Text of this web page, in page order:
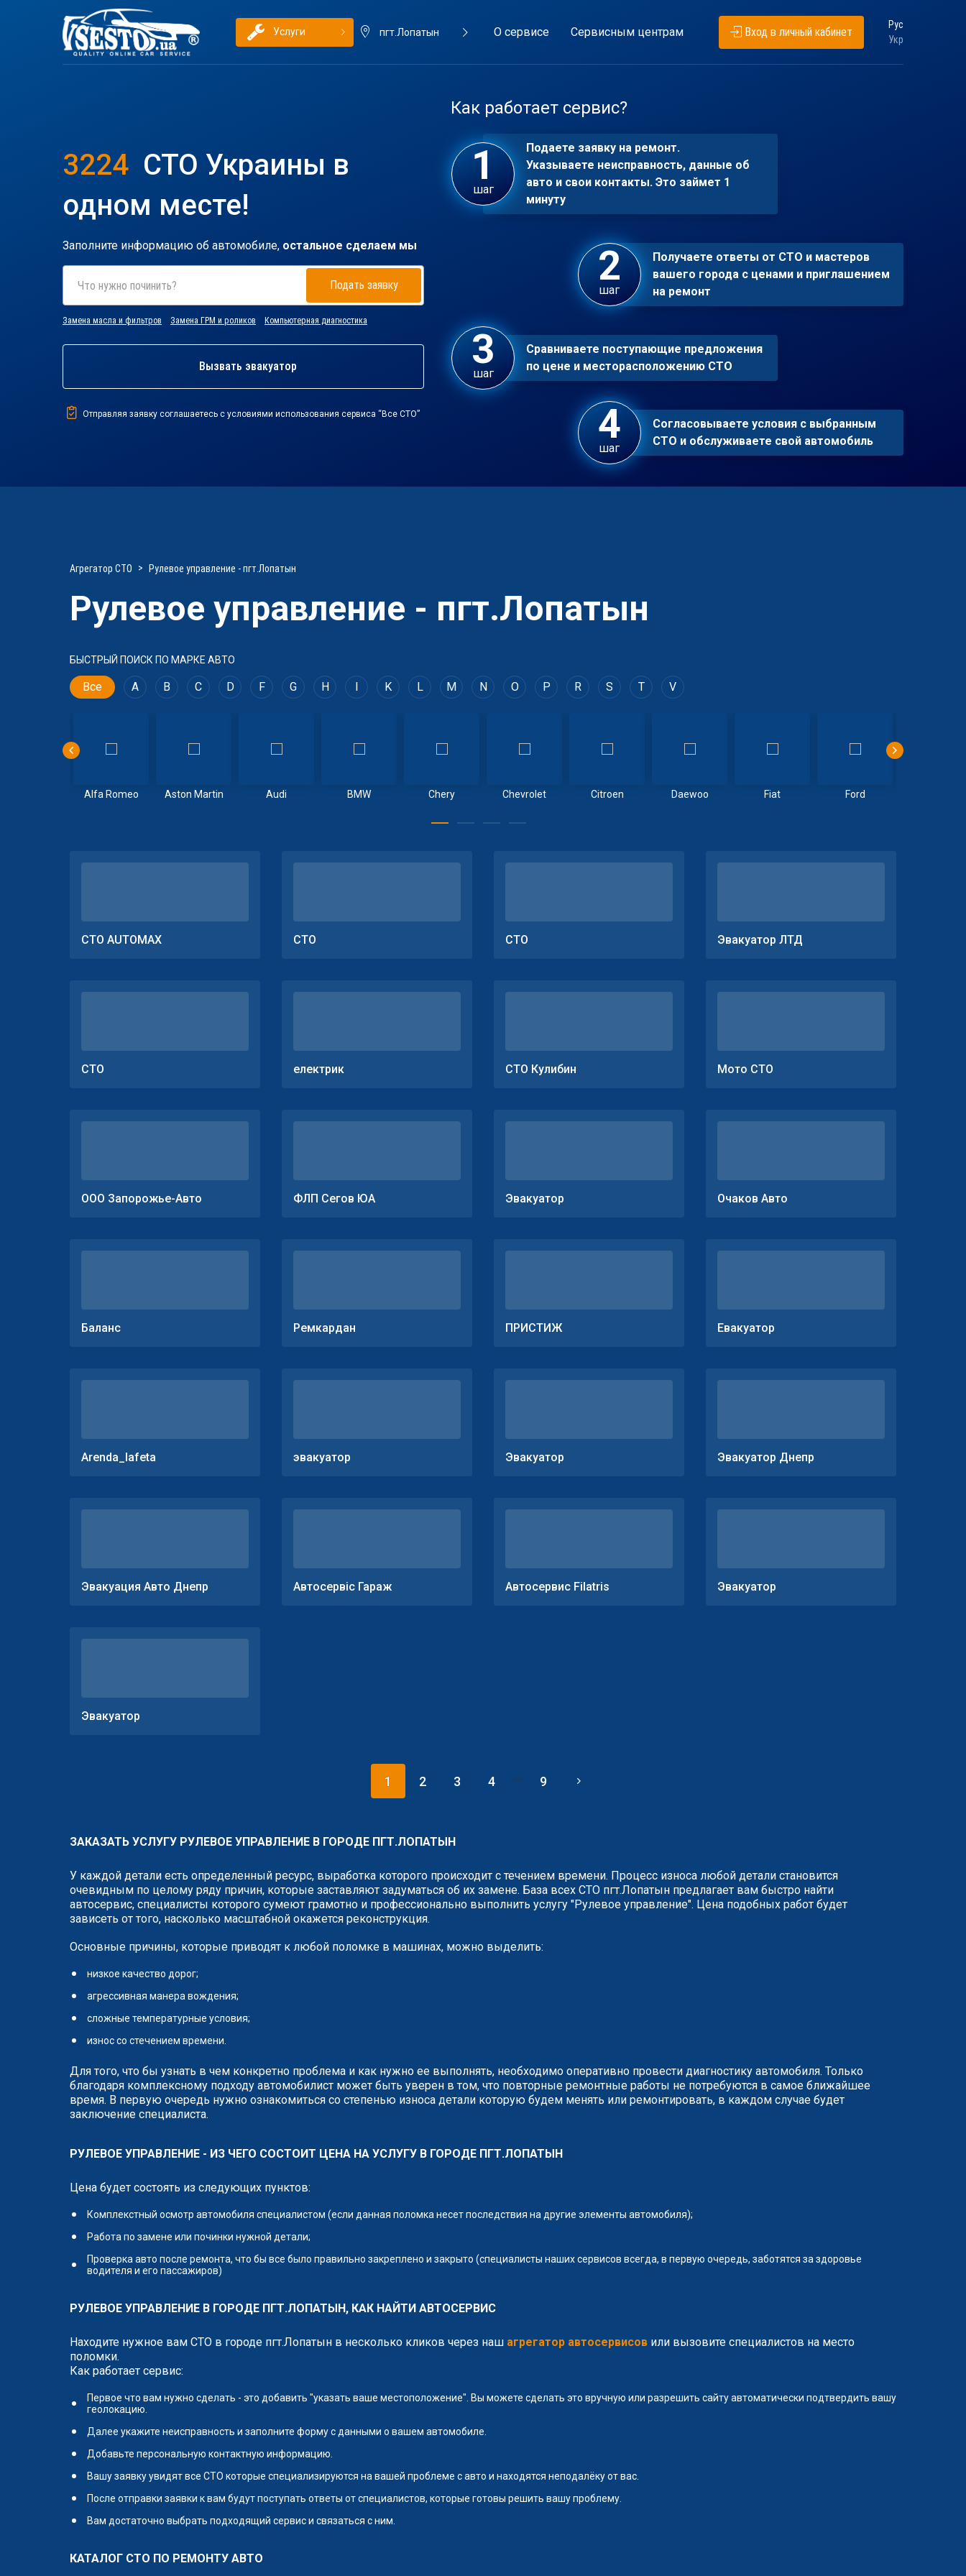
Услуги пгт.Лопатын О сервисе Сервисным центрам Вход в личный кабинет
Рус
Укр
3224 СТО Украины в
одном месте!
Заполните информацию об автомобиле, остальное сделаем мы
Что нужно починить? Подать заявку
Замена масла и фильтров Замена ГРМ и роликов Компьютерная диагностика
Вызвать эвакуатор
Отправляя заявку соглашаетесь с условиями использования сервиса “Все СТО”
Как работает сервис?
шаг
Подаете заявку на ремонт.
Указываете неисправность, данные об
авто и свои контакты. Это займет 1
минуту
шаг
Получаете ответы от СТО и мастеров
вашего города с ценами и приглашением
на ремонт
шаг
Сравниваете поступающие предложения
по цене и месторасположению СТО
шаг
Согласовываете условия с выбранным
СТО и обслуживаете свой автомобиль
Агрегатор СТО Рулевое управление - пгт.Лопатын
Рулевое управление - пгт.Лопатын
БЫСТРЫЙ ПОИСК ПО МАРКЕ АВТО
Все A B C D F G H I K L M N O P R S T V
Alfa Romeo Aston Martin Audi BMW Chery Chevrolet Citroen Daewoo Fiat Ford
СТО AUTOMAX СТО СТО Эвакуатор ЛТД
СТО електрик СТО Кулибин Мото СТО
ООО Запорожье-Авто ФЛП Сегов ЮА Эвакуатор Очаков Авто
Баланс Ремкардан ПРИСТИЖ Евакуатор
Arenda_lafeta эвакуатор Эвакуатор Эвакуатор Днепр
Эвакуация Авто Днепр Автосервіс Гараж Автосервис Filatris Эвакуатор
Эвакуатор
1 2 3 4 ... 9
ЗАКАЗАТЬ УСЛУГУ РУЛЕВОЕ УПРАВЛЕНИЕ В ГОРОДЕ ПГТ.ЛОПАТЫН
У каждой детали есть определенный ресурс, выработка которого происходит с течением времени. Процесс износа любой детали становится
очевидным по целому ряду причин, которые заставляют задуматься об их замене. База всех СТО пгт.Лопатын предлагает вам быстро найти
автосервис, специалисты которого сумеют грамотно и профессионально выполнить услугу "Рулевое управление". Цена подобных работ будет
зависеть от того, насколько масштабной окажется реконструкция.
Основные причины, которые приводят к любой поломке в машинах, можно выделить:
низкое качество дорог;
агрессивная манера вождения;
сложные температурные условия;
износ со стечением времени.
Для того, что бы узнать в чем конкретно проблема и как нужно ее выполнять, необходимо оперативно провести диагностику автомобиля. Только
благодаря комплексному подходу автомобилист может быть уверен в том, что повторные ремонтные работы не потребуются в самое ближайшее
время. В первую очередь нужно ознакомиться со степенью износа детали которую будем менять или ремонтировать, в каждом случае будет
заключение специалиста.
РУЛЕВОЕ УПРАВЛЕНИЕ - ИЗ ЧЕГО СОСТОИТ ЦЕНА НА УСЛУГУ В ГОРОДЕ ПГТ.ЛОПАТЫН
Цена будет состоять из следующих пунктов:
Комплекстный осмотр автомобиля специалистом (если данная поломка несет последствия на другие элементы автомобиля);
Работа по замене или починки нужной детали;
Проверка авто после ремонта, что бы все было правильно закреплено и закрыто (специалисты наших сервисов всегда, в первую очередь, заботятся за здоровье
водителя и его пассажиров)
РУЛЕВОЕ УПРАВЛЕНИЕ В ГОРОДЕ ПГТ.ЛОПАТЫН, КАК НАЙТИ АВТОСЕРВИС
Находите нужное вам СТО в городе пгт.Лопатын в несколько кликов через наш агрегатор автосервисов или вызовите специалистов на место
поломки.
Как работает сервис:
Первое что вам нужно сделать - это добавить "указать ваше местоположение". Вы можете сделать это вручную или разрешить сайту автоматически подтвердить вашу
геолокацию.
Далее укажите неисправность и заполните форму с данными о вашем автомобиле.
Добавьте персональную контактную информацию.
Вашу заявку увидят все СТО которые специализируются на вашей проблеме с авто и находятся неподалёку от вас.
После отправки заявки к вам будут поступать ответы от специалистов, которые готовы решить вашу проблему.
Вам достаточно выбрать подходящий сервис и связаться с ним.
КАТАЛОГ СТО ПО РЕМОНТУ АВТО